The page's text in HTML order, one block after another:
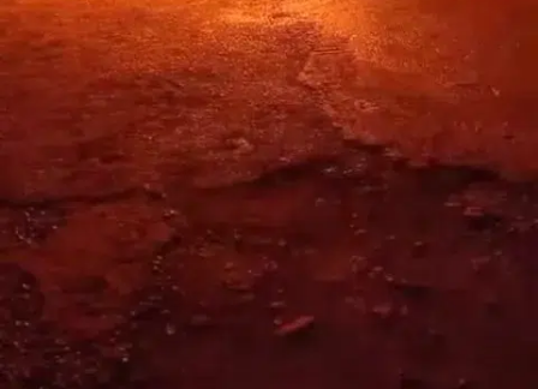
Edirne
Elazığ
Erzincan
Erzurum
Eskişehir